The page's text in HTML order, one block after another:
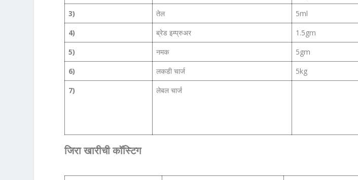
3)
तेल 5ml
4)
ब्रेड इम्प्रुअर 1.5gm
5)
नमक 5gm
6)
लकडी चार्ज 5kg
7)
लेबल चार्ज
जिरा खारीची कॉस्टिग